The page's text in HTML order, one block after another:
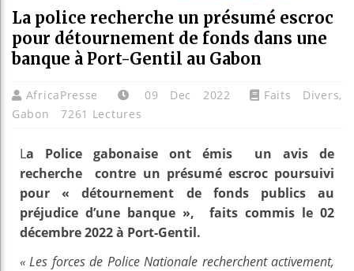
La police recherche un présumé escroc
pour détournement de fonds dans une
banque à Port-Gentil au Gabon
AfricaPresse 09 Dec 2022 Faits Divers,
Gabon
7261 Lectures
La Police gabonaise ont émis un avis de
recherche contre un présumé escroc poursuivi
pour « détournement de fonds publics au
préjudice d’une banque », faits commis le 02
décembre 2022 à Port-Gentil.
« Les forces de Police Nationale recherchent activement,